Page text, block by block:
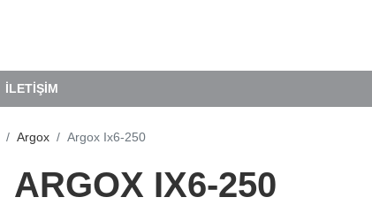
İLETİŞİM
Argox Argox Ix6-250
ARGOX IX6-250